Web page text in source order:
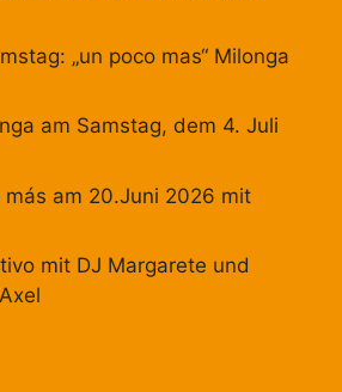
„un poco mas“ Milonga
am Samstag, dem 4. Juli
más am 20.Juni 2026 mit
mit DJ Margarete und